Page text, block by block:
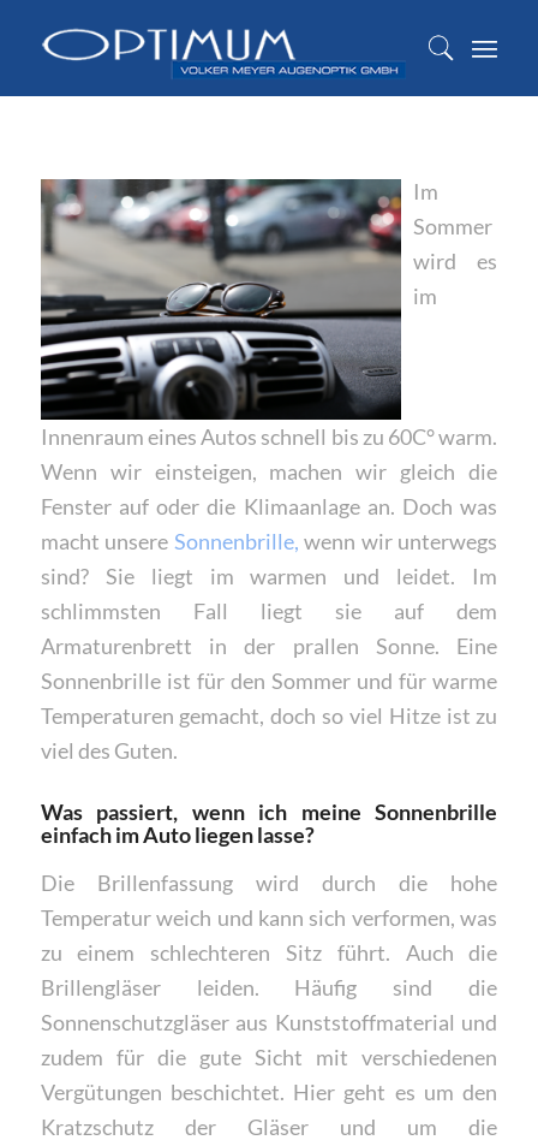
Im
Sommer
wird es
im
Innenraum eines Autos schnell bis zu 60C° warm.
Wenn wir einsteigen, machen wir gleich die
Fenster auf oder die Klimaanlage an. Doch was
macht unsere Sonnenbrille, wenn wir unterwegs
sind? Sie liegt im warmen und leidet. Im
schlimmsten Fall liegt sie auf dem
Armaturenbrett in der prallen Sonne. Eine
Sonnenbrille ist für den Sommer und für warme
Temperaturen gemacht, doch so viel Hitze ist zu
viel des Guten.
Was passiert, wenn ich meine Sonnenbrille
einfach im Auto liegen lasse?
Die Brillenfassung wird durch die hohe
Temperatur weich und kann sich verformen, was
zu einem schlechteren Sitz führt. Auch die
Brillengläser leiden. Häufig sind die
Sonnenschutzgläser aus Kunststoffmaterial und
zudem für die gute Sicht mit verschiedenen
Vergütungen beschichtet. Hier geht es um den
Kratzschutz der Gläser und um die